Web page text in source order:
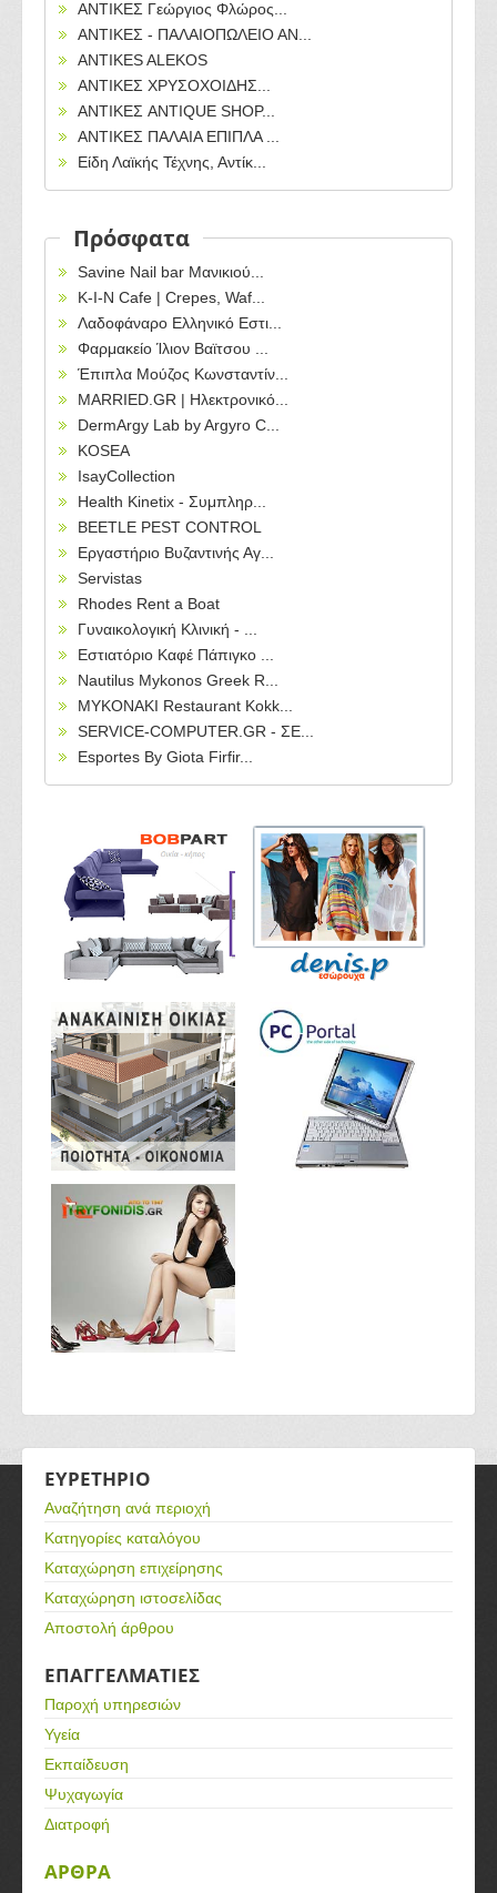
ΑΝΤΙΚΕΣ Γεώργιος Φλώρος...
ΑΝΤΙΚΕΣ - ΠΑΛΑΙΟΠΩΛΕΙΟ ΑΝ...
ANTIKES ALEKOS
ΑΝΤΙΚΕΣ ΧΡΥΣΟΧΟΙΔΗΣ...
ΑΝΤΙΚΕΣ ANTIQUE SHOP...
ΑΝΤΙΚΕΣ ΠΑΛΑΙΑ ΕΠΙΠΛΑ ...
Είδη Λαϊκής Τέχνης, Αντίκ...
Πρόσφατα
Savine Nail bar Μανικιού...
Κ-Ι-Ν Cafe | Crepes, Waf...
Λαδοφάναρο Ελληνικό Εστι...
Φαρμακείο Ίλιον Βαϊτσου ...
Έπιπλα Μούζος Κωνσταντίν...
MARRIED.GR | Ηλεκτρονικό...
DermArgy Lab by Argyro C...
KOSEA
IsayCollection
Health Kinetix - Συμπληρ...
BEETLE PEST CONTROL
Εργαστήριο Βυζαντινής Αγ...
Servistas
Rhodes Rent a Boat
Γυναικολογική Κλινική - ...
Εστιατόριο Καφέ Πάπιγκο ...
Nautilus Mykonos Greek R...
MYKONAKI Restaurant Kokk...
SERVICE-COMPUTER.GR - ΣΕ...
Esportes By Giota Firfir...
ΕΥΡΕΤΗΡΙΟ
Αναζήτηση ανά περιοχή
Κατηγορίες καταλόγου
Καταχώρηση επιχείρησης
Καταχώρηση ιστοσελίδας
Αποστολή άρθρου
ΕΠΑΓΓΕΛΜΑΤΙΕΣ
Παροχή υπηρεσιών
Υγεία
Εκπαίδευση
Ψυχαγωγία
Διατροφή
ΑΡΘΡΑ